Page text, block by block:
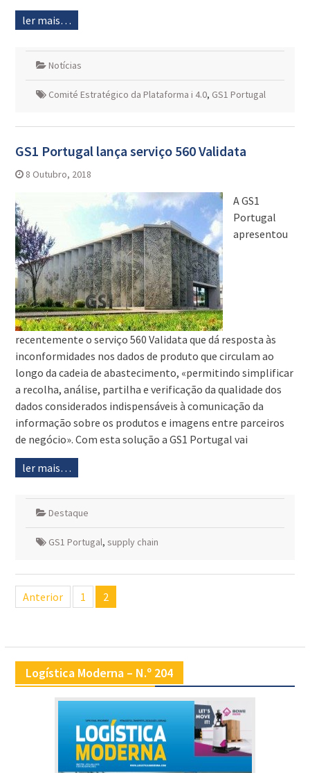
ler mais…
Notícias
Comité Estratégico da Plataforma i 4.0, GS1 Portugal
GS1 Portugal lança serviço 560 Validata
8 Outubro, 2018
A GS1
Portugal
apresentou
recentemente o serviço 560 Validata que dá resposta às
inconformidades nos dados de produto que circulam ao
longo da cadeia de abastecimento, «permitindo simplificar
a recolha, análise, partilha e verificação da qualidade dos
dados considerados indispensáveis à comunicação da
informação sobre os produtos e imagens entre parceiros
de negócio». Com esta solução a GS1 Portugal vai
ler mais…
Destaque
GS1 Portugal, supply chain
Navegação
deAnterior 1 2
Logística Moderna – N.º 204